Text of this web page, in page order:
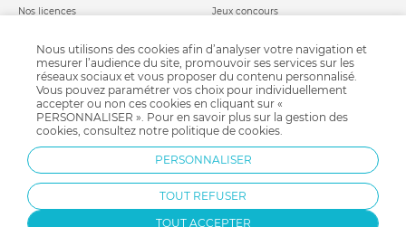
Nos licences
Jeux concours
Parrainage
Paiement sécurisé
Charte qualité
Nous utilisons des cookies afin d’analyser votre navigation et
mesurer l’audience du site, promouvoir ses services sur les
réseaux sociaux et vous proposer du contenu personnalisé.
Vous pouvez paramétrer vos choix pour individuellement
accepter ou non ces cookies en cliquant sur «
PERSONNALISER ». Pour en savoir plus sur la gestion des
cookies, consultez notre politique de cookies.
PERSONNALISER
TOUT REFUSER
TOUT ACCEPTER